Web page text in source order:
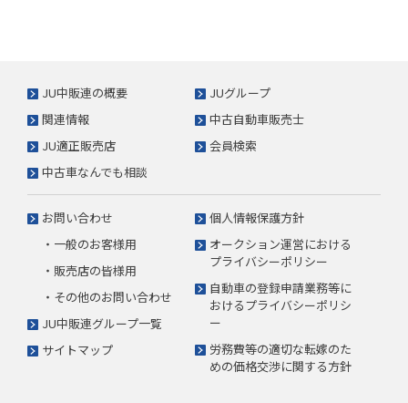
JU中販連の概要
JUグループ
関連情報
中古自動車販売士
JU適正販売店
会員検索
中古車なんでも相談
お問い合わせ
・一般のお客様用
・販売店の皆様用
・その他のお問い合わせ
JU中販連グループ一覧
サイトマップ
個人情報保護方針
オークション運営における
プライバシーポリシー
自動車の登録申請業務等に
おけるプライバシーポリシ
ー
労務費等の適切な転嫁のた
めの価格交渉に関する方針